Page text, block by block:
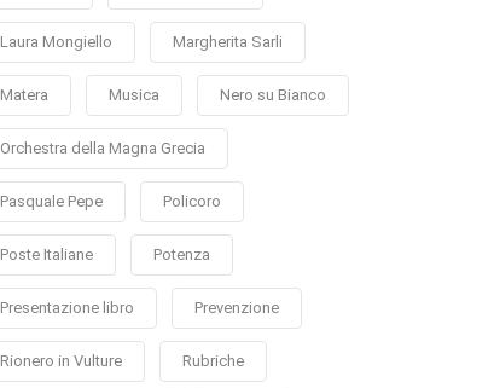
Laura Mongiello Margherita Sarli
Matera Musica Nero su Bianco
Orchestra della Magna Grecia
Pasquale Pepe Policoro
Poste Italiane Potenza
Presentazione libro Prevenzione
Rionero in Vulture Rubriche